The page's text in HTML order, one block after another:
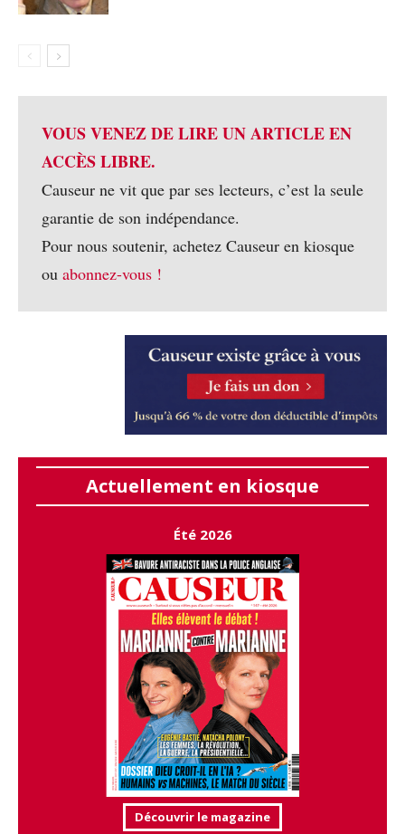
VOUS VENEZ DE LIRE UN ARTICLE EN
ACCÈS LIBRE.
Causeur ne vit que par ses lecteurs, c’est la seule
garantie de son indépendance.
Pour nous soutenir, achetez Causeur en kiosque
ou abonnez-vous !
Actuellement en kiosque
Été 2026
Découvrir le magazine